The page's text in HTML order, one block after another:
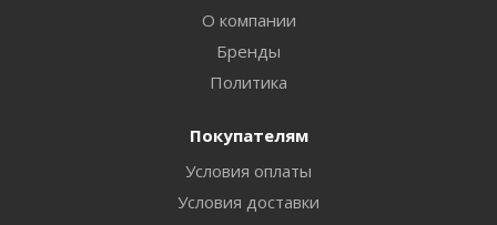
О компании
Бренды
Политика
Покупателям
Условия оплаты
Условия доставки